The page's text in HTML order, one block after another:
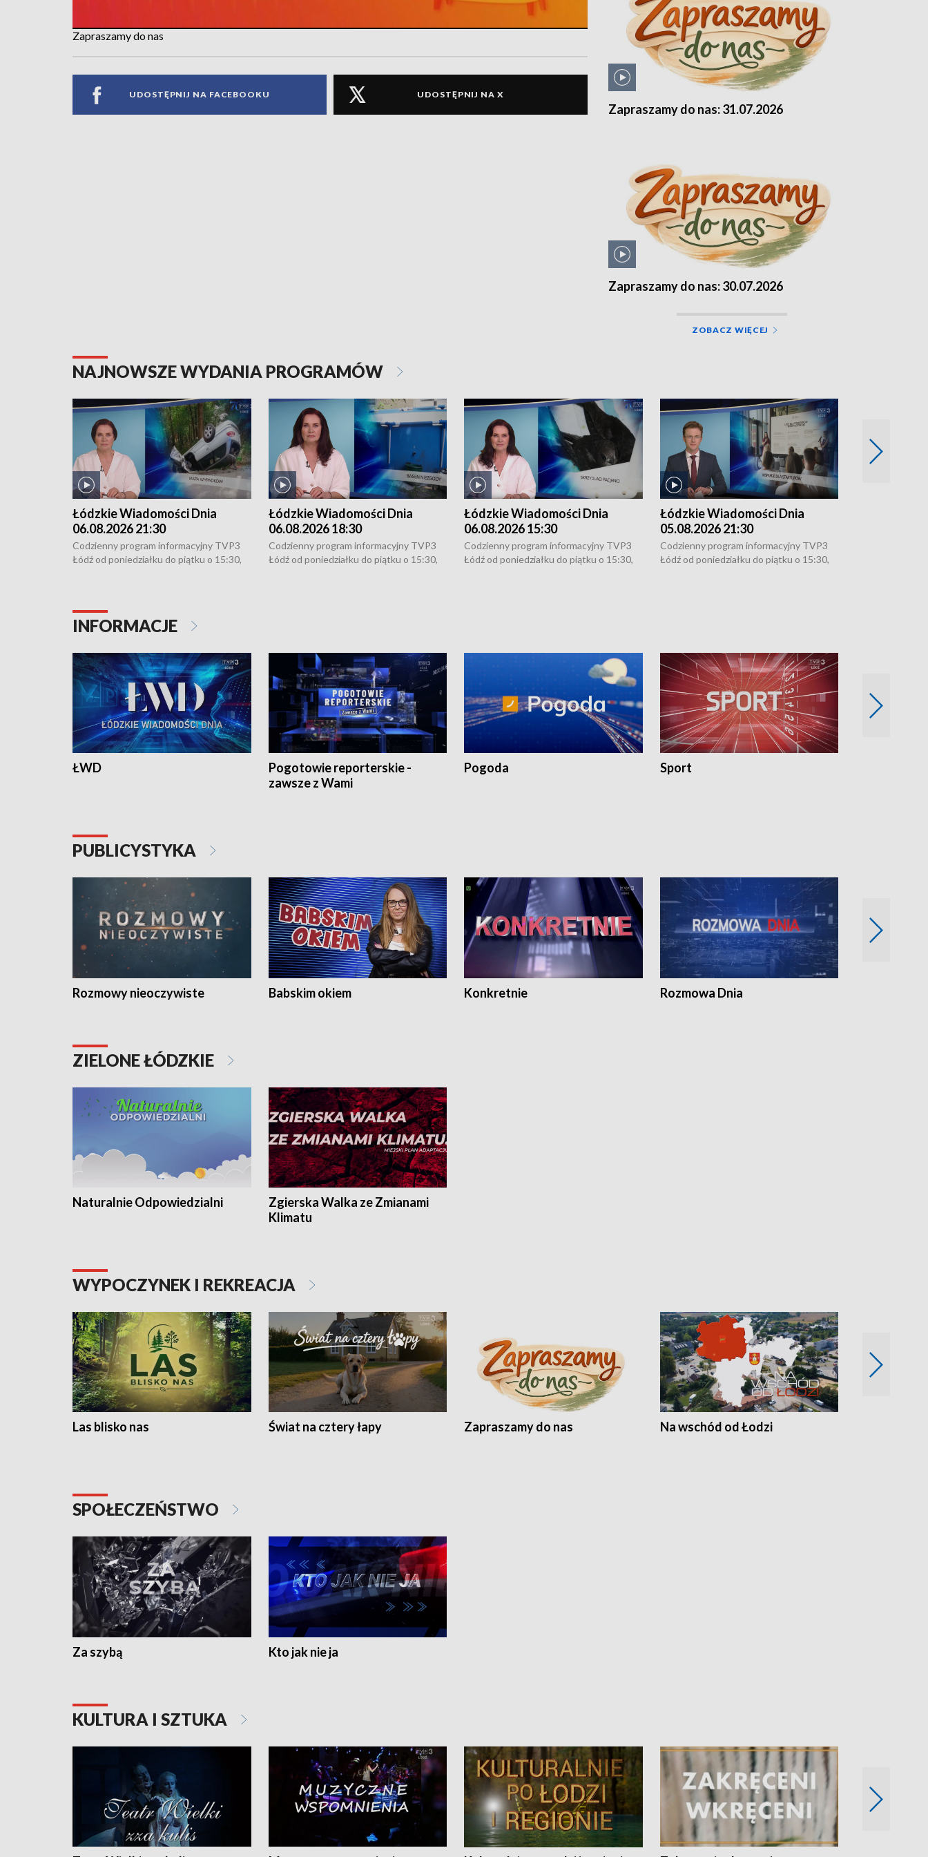
Zapraszamy do nas
UDOSTĘPNIJ NA FACEBOOKU UDOSTĘPNIJ NA X
Zapraszamy do nas: 31.07.2026
Zapraszamy do nas: 30.07.2026
ZOBACZ WIĘCEJ
NAJNOWSZE WYDANIA PROGRAMÓW
Łódzkie Wiadomości Dnia
06.08.2026 21:30
Codzienny program informacyjny TVP3
Łódź od poniedziałku do piątku o 15:30,
Łódzkie Wiadomości Dnia
06.08.2026 18:30
Codzienny program informacyjny TVP3
Łódź od poniedziałku do piątku o 15:30,
Łódzkie Wiadomości Dnia
06.08.2026 15:30
Codzienny program informacyjny TVP3
Łódź od poniedziałku do piątku o 15:30,
Łódzkie Wiadomości Dnia
05.08.2026 21:30
Codzienny program informacyjny TVP3
Łódź od poniedziałku do piątku o 15:30,
INFORMACJE
ŁWD
Pogotowie reporterskie -
zawsze z Wami
Pogoda Sport
PUBLICYSTYKA
Rozmowy nieoczywiste Babskim okiem Konkretnie Rozmowa Dnia
ZIELONE ŁÓDZKIE
Naturalnie Odpowiedzialni
Zgierska Walka ze Zmianami
Klimatu
WYPOCZYNEK I REKREACJA
Las blisko nas Świat na cztery łapy Zapraszamy do nas Na wschód od Łodzi
SPOŁECZEŃSTWO
Za szybą Kto jak nie ja
KULTURA I SZTUKA